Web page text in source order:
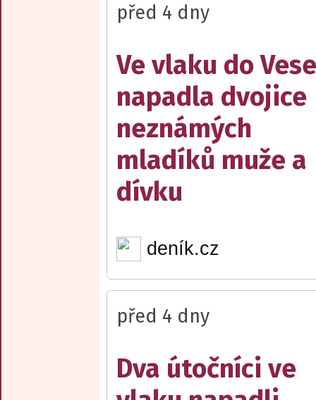
před 4 dny
Ve vlaku do
napadla dvojice
neznámých
mladíků muže a
dívku
deník.cz
před 4 dny
Dva útočníci ve